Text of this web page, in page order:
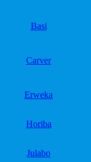
Basi
Carver
Erweka
Horiba
Julabo